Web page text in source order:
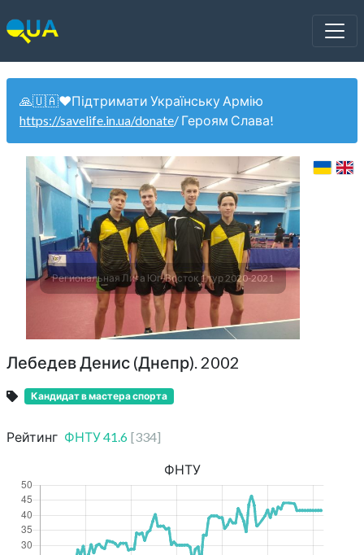
🙏🇺🇦❤️Підтримати Українську Армію
https://savelife.in.ua/donate/ Героям Слава!
Региональная Лига Юг-Восток 1 тур 2020-2021
Лебедев Денис (Днепр). 2002
Кандидат в мастера спорта
Рейтинг ФНТУ41.6 [334]
ФНТУ